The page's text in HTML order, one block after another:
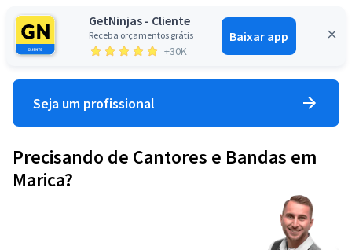
GetNinjas - Cliente
Receba orçamentos grátis
+30K
Baixar app
Entrar
Seja um profissional
Precisando de Cantores e Bandas em
Marica?